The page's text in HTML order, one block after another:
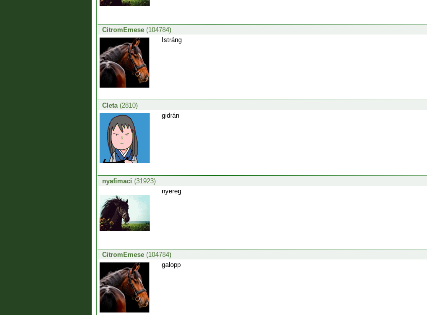
CitromEmese(104784)
Istráng
Cleta(2810)
gidrán
nyafimaci (31923)
nyereg
CitromEmese(104784)
galopp